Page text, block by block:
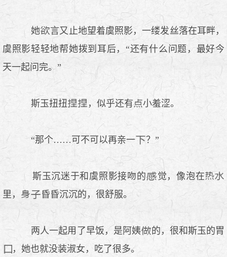
她
言又止地望着虞照影，一缕发丝落在耳畔，
虞照影轻轻地帮她拨到耳后，“还有什么问题，最好今
天一起问完。”
斯玉扭扭 ，似乎还有 小羞涩。
“那个……可不可以再亲一 ？”
斯玉沉迷于和虞照影接吻的
觉，像泡在
里，
昏昏沉沉的，很舒服。
两人一起用了早饭，是阿姨
的，很和斯玉的胃
，她也就没装淑女，吃了很多。